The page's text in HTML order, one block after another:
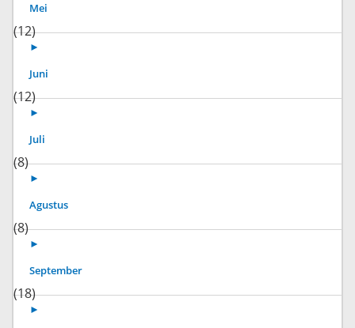
Mei
(12)
►
Juni
(12)
►
Juli
(8)
►
Agustus
(8)
►
September
(18)
►